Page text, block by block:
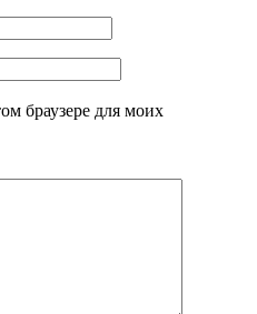
браузере для моих